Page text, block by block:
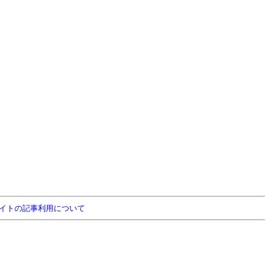
トの記事利用について